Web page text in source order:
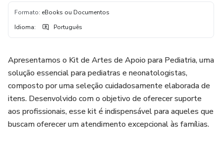
Formato: eBooks ou Documentos
Idioma: Português
Apresentamos o Kit de Artes de Apoio para Pediatria, uma
solução essencial para pediatras e neonatologistas,
composto por uma seleção cuidadosamente elaborada de
itens. Desenvolvido com o objetivo de oferecer suporte
aos profissionais, esse kit é indispensável para aqueles que
buscam oferecer um atendimento excepcional às famílias.